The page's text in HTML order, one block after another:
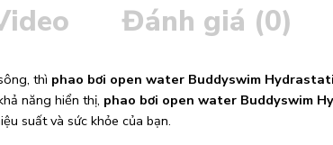
Đánh giá (0)
thì phao bơi open water Buddyswim
năng hiển thị, phao bơi open water Buddyswim
suất và sức khỏe của bạn.